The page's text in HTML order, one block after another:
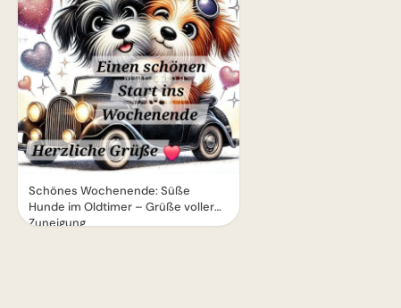
Schönes Wochenende: Süße
Hunde im Oldtimer – Grüße voller
Zuneigung